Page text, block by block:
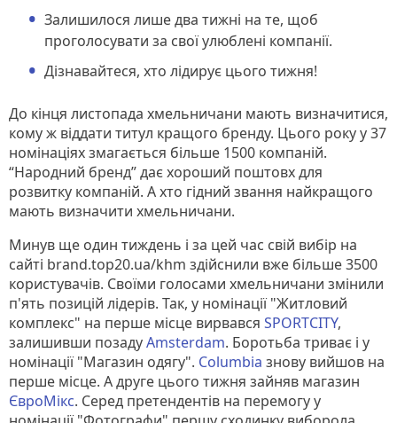
Залишилося лише два тижні на те, щоб
проголосувати за свої улюблені компанії.
Дізнавайтеся, хто лідирує цього тижня!
До кінця листопада хмельничани мають визначитися,
кому ж віддати титул кращого бренду. Цього року у 37
номінаціях змагається більше 1500 компаній.
“Народний бренд” дає хороший поштовх для
розвитку компаній. А хто гідний звання найкращого
мають визначити хмельничани.
Минув ще один тиждень і за цей час свій вибір на
сайті brand.top20.ua/khm здійснили вже більше 3500
користувачів. Своїми голосами хмельничани змінили
п'ять позицій лідерів. Так, у номінації "Житловий
комплекс" на перше місце вирвався SPORTCITY,
залишивши позадуAmsterdam. Боротьба триває і у
номінації "Магазин одягу". Columbia знову вийшов на
перше місце. А друге цього тижня зайняв магазин
ЄвроМікс. Серед претендентів на перемогу у